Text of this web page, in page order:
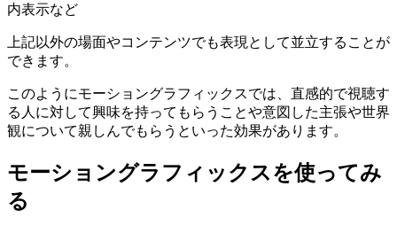
内表示など
上記以外の場面やコンテンツでも表現として並立することが
できます。
このようにモーショングラフィックスでは、直感的で視聴す
る人に対して興味を持ってもらうことや意図した主張や世界
観について親しんでもらうといった効果があります。
モーショングラフィックスを使ってみ
る